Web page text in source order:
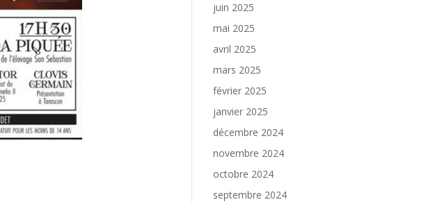
juin 2025
mai 2025
avril 2025
mars 2025
février 2025
janvier 2025
décembre 2024
novembre 2024
octobre 2024
septembre 2024